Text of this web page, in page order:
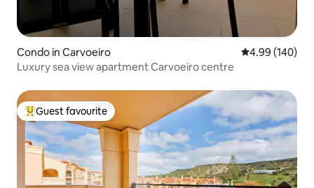
Condo in Carvoeiro 4.99 out of 5
4.99 (140)
Luxury sea view apartment Carvoeiro centre
Top guest favourite
Guest favourite